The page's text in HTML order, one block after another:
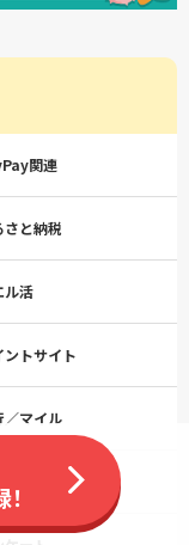
関連
さと納税
ル活
ントサイト
／マイル